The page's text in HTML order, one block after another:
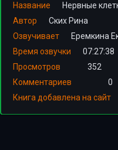
Название
Нервные
Автор
Ских Рина
Озвучивает
Еремкина
Время озвучки
07:27:38
Просмотров
352
Комментариев
0
Книга добавлена на сайт